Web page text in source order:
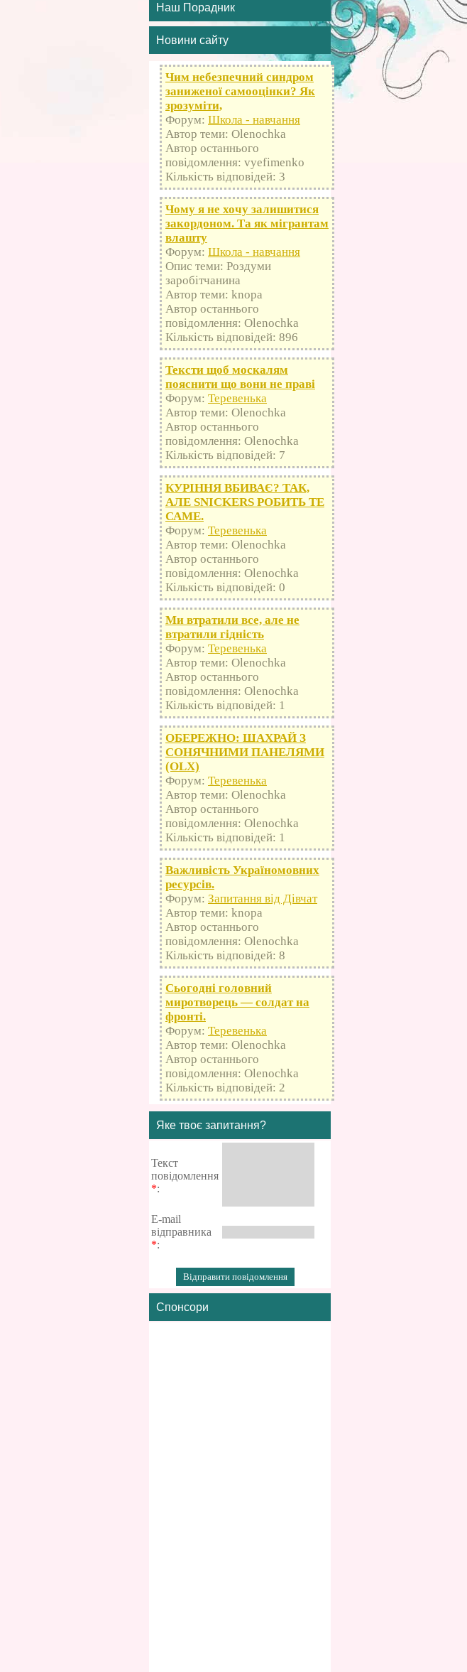
Наш Порадник
Новини сайту
Чим небезпечний синдром
заниженої самооцінки? Як
зрозуміти,
Форум: Школа - навчання
Автор теми: Olenochka
Автор останнього
повідомлення: vyefimenko
Кількість відповідей: 3
Чому я не хочу залишитися
закордоном. Та як мігрантам
влашту
Форум: Школа - навчання
Опис теми: Роздуми
заробітчанина
Автор теми: knopa
Автор останнього
повідомлення: Olenochka
Кількість відповідей: 896
Тексти щоб москалям
пояснити що вони не праві
Форум: Теревенька
Автор теми: Olenochka
Автор останнього
повідомлення: Olenochka
Кількість відповідей: 7
КУРІННЯ ВБИВАЄ? ТАК,
АЛЕ SNICKERS РОБИТЬ ТЕ
САМЕ.
Форум: Теревенька
Автор теми: Olenochka
Автор останнього
повідомлення: Olenochka
Кількість відповідей: 0
Ми втратили все, але не
втратили гідність
Форум: Теревенька
Автор теми: Olenochka
Автор останнього
повідомлення: Olenochka
Кількість відповідей: 1
ОБЕРЕЖНО: ШАХРАЙ З
СОНЯЧНИМИ ПАНЕЛЯМИ
(OLX)
Форум: Теревенька
Автор теми: Olenochka
Автор останнього
повідомлення: Olenochka
Кількість відповідей: 1
Важливість Україномовних
ресурсів.
Форум: Запитання від Дівчат
Автор теми: knopa
Автор останнього
повідомлення: Olenochka
Кількість відповідей: 8
Сьогодні головний
миротворець — солдат на
фронті.
Форум: Теревенька
Автор теми: Olenochka
Автор останнього
повідомлення: Olenochka
Кількість відповідей: 2
Яке твоє запитання?
Текст
повідомлення
*:
E-mail
відправника
*:
Спонсори